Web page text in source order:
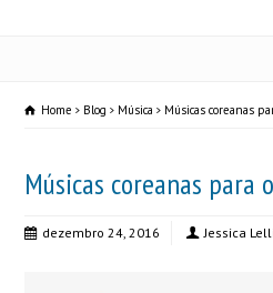
Home Blog Música Músicas coreanas
Músicas coreanas para
dezembro 24, 2016 Jessica